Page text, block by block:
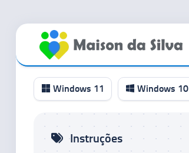
conteúdo
Windows 11 Windows 10
Instruções